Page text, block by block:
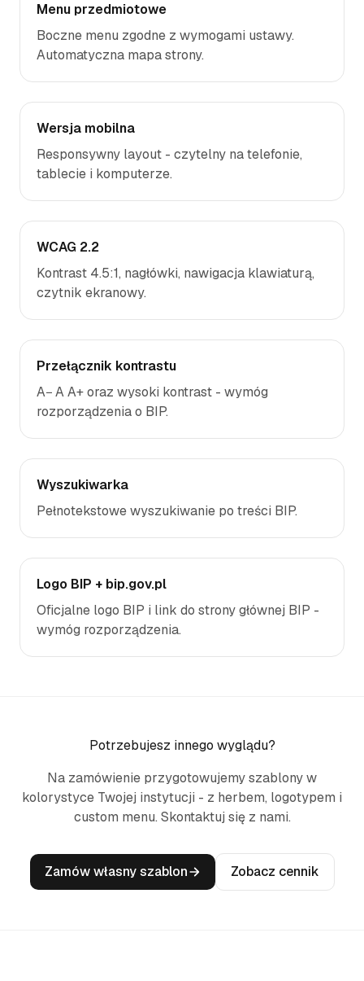
Menu przedmiotowe
Boczne menu zgodne z wymogami ustawy.
Automatyczna mapa strony.
Wersja mobilna
Responsywny layout - czytelny na telefonie,
tablecie i komputerze.
WCAG 2.2
Kontrast 4.5:1, nagłówki, nawigacja klawiaturą,
czytnik ekranowy.
Przełącznik kontrastu
A− A A+ oraz wysoki kontrast - wymóg
rozporządzenia o BIP.
Wyszukiwarka
Pełnotekstowe wyszukiwanie po treści BIP.
Logo BIP + bip.gov.pl
Oficjalne logo BIP i link do strony głównej BIP -
wymóg rozporządzenia.
Potrzebujesz innego wyglądu?
Na zamówienie przygotowujemy szablony w
kolorystyce Twojej instytucji - z herbem, logotypem i
custom menu. Skontaktuj się z nami.
Zamów własny szablon Zobacz cennik